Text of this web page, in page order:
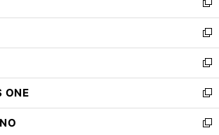
で
開
く
ド
ウ
で
開
く
ィ
ン
ド
ウ
で
開
く
い
ウ
ィ
ン
ド
ウ
で
開
く
新
し
い
ウ
ィ
ン
ド
ウ
で
新
し
い
ウ
ィ
ン
ド
新
し
い
ウ
ィ
ONE
新
し
い
新